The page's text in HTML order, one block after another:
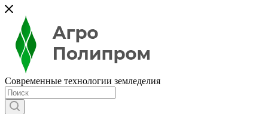
Современные технологии земледелия